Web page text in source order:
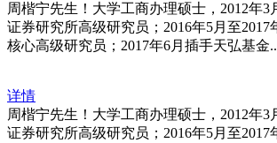
周楷宁先生！大学工商办理硕士，2012年3
证券研究所高级研究员；2016年5月至2017
核心高级研究员；2017年6月插手天弘基金
详情
周楷宁先生！大学工商办理硕士，2012年3
证券研究所高级研究员；2016年5月至2017